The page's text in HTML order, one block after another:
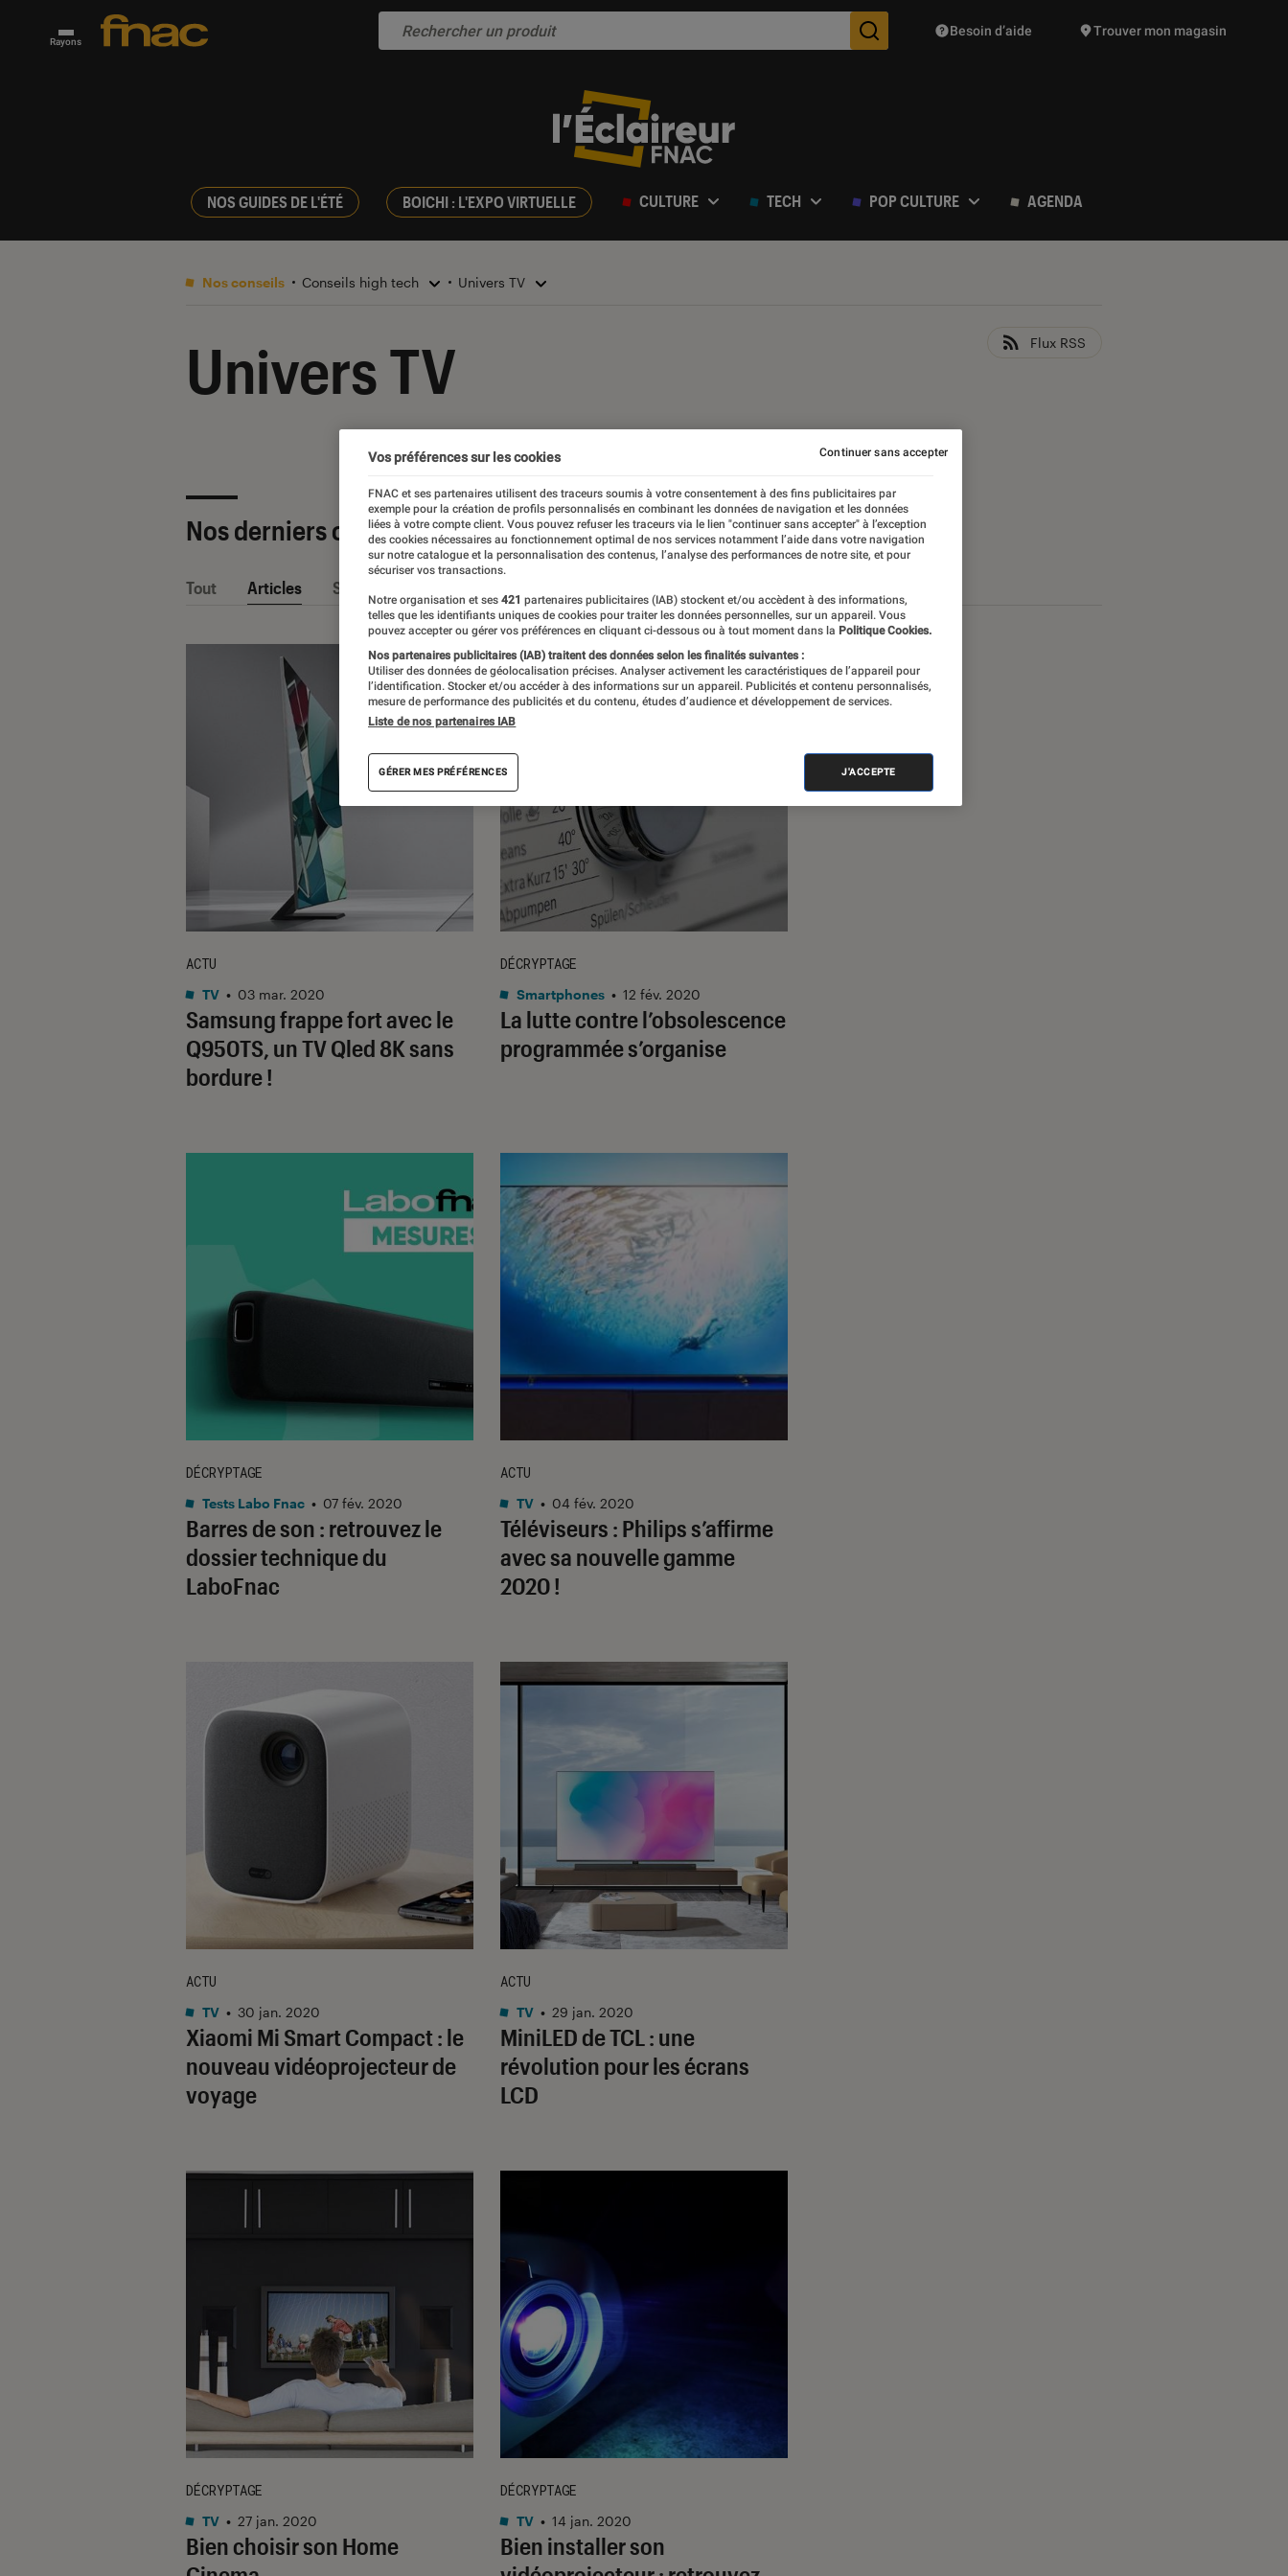
Rayons Des suggestions de produits vont vous être proposées
Besoin d’aide Trouver mon magasin
NOS GUIDES DE L'ÉTÉ BOICHI : L'EXPO VIRTUELLE CULTURE TECH POP CULTURE AGENDA
Nos conseils Conseils high tech Univers TV
Univers TV Flux RSS
Nos derniers contenus
Tout Articles Sélections et guides
Samsung frappe fort avec le
Q950TS, un TV Qled 8K sans
bordure !
ACTU
TV • 03 mar. 2020
La lutte contre l’obsolescence
programmée s’organise
DÉCRYPTAGE
Smartphones • 12 fév. 2020
Barres de son : retrouvez le
dossier technique du
LaboFnac
DÉCRYPTAGE
Tests Labo Fnac • 07 fév. 2020
Téléviseurs : Philips s’affirme
avec sa nouvelle gamme
2020 !
ACTU
TV • 04 fév. 2020
Xiaomi Mi Smart Compact : le
nouveau vidéoprojecteur de
voyage
ACTU
TV • 30 jan. 2020
MiniLED de TCL : une
révolution pour les écrans
LCD
ACTU
TV • 29 jan. 2020
Bien choisir son Home
DÉCRYPTAGE
TV • 27 jan. 2020
Bien installer son
DÉCRYPTAGE
TV • 14 jan. 2020
Vos préférences sur les cookies
FNAC et ses partenaires utilisent des traceurs soumis à votre consentement à des fins publicitaires par
exemple pour la création de profils personnalisés en combinant les données de navigation et les données
liées à votre compte client. Vous pouvez refuser les traceurs via le lien "continuer sans accepter" à l’exception
des cookies nécessaires au fonctionnement optimal de nos services notamment l’aide dans votre navigation
sur notre catalogue et la personnalisation des contenus, l’analyse des performances de notre site, et pour
sécuriser vos transactions.
Notre organisation et ses 421 partenaires publicitaires (IAB) stockent et/ou accèdent à des informations,
telles que les identifiants uniques de cookies pour traiter les données personnelles, sur un appareil. Vous
pouvez accepter ou gérer vos préférences en cliquant ci-dessous ou à tout moment dans la Politique Cookies.
Nos partenaires publicitaires (IAB) traitent des données selon les finalités suivantes :
Utiliser des données de géolocalisation précises. Analyser activement les caractéristiques de l’appareil pour
l’identification. Stocker et/ou accéder à des informations sur un appareil. Publicités et contenu personnalisés,
mesure de performance des publicités et du contenu, études d’audience et développement de services.
Liste de nos partenaires IAB
GÉRER MES PRÉFÉRENCES J'ACCEPTE
Continuer sans accepter